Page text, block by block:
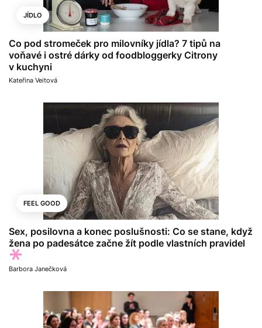
JÍDLO
Co pod stromeček pro milovníky jídla? 7 tipů na
voňavé i ostré dárky od foodbloggerky Citrony
v kuchyni
Kateřina Veitová
FEEL GOOD
Sex, posilovna a konec poslušnosti: Co se stane, když
žena po padesátce začne žít podle vlastních pravidel
Barbora Janečková